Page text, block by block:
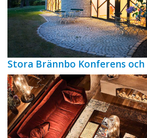
Stora Brännbo Konferens